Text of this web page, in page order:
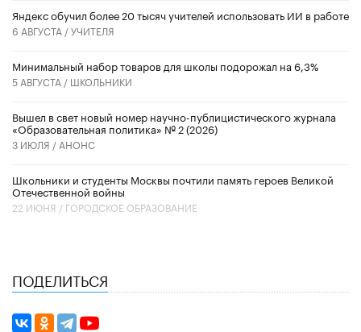
​Яндекс обучил более 20 тысяч учителей использовать ИИ в работе
6 АВГУСТА /УЧИТЕЛЯ
Минимальный набор товаров для школы подорожал на 6,3%
5 АВГУСТА / ШКОЛЬНИКИ
Вышел в свет новый номер научно-публицистического журнала
«Образовательная политика» № 2 (2026)
3 ИЮЛЯ / АНОНС
Школьники и студенты Москвы почтили память героев Великой
Отечественной войны
22 ИЮНЯ / ГОРОДСКОЕ ОБРАЗОВАНИЕ
ПОДЕЛИТЬСЯ